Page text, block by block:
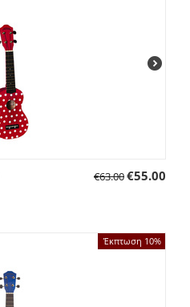
€63.00€55.00
Έκπτωση 10%